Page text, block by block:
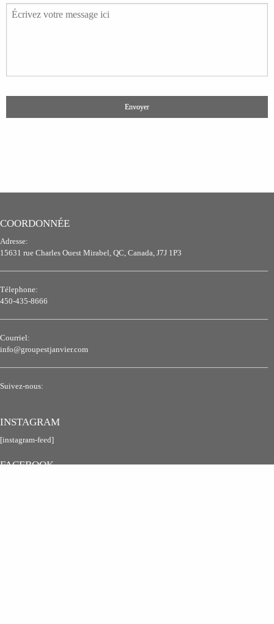
COORDONNÉE
Adresse:
15631 rue Charles Ouest Mirabel, QC, Canada, J7J 1P3
Télephone:
450-435-8666
Courriel:
info@groupestjanvier.com
Suivez-nous:
INSTAGRAM
[instagram-feed]
FACEBOOK